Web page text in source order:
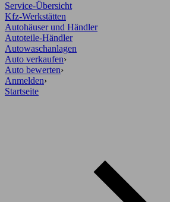
Service-Übersicht
Kfz-Werkstätten
Autohäuser und Händler
Autoteile-Händler
Autowaschanlagen
Auto verkaufen›
Auto bewerten›
Anmelden›
Startseite